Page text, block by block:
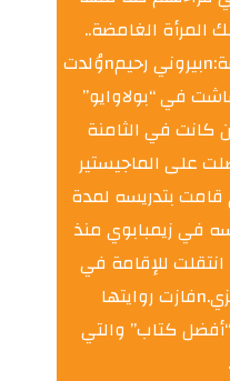
المرأة الغامضة..
لكنهم يزيدونها حيرة.nnعن المؤلفة:nبيروني رحيمnوُلدت
عام 1974، وعاشت في “بولاوايو”
كانت في الثامنة
على الماجيستير
قامت بتدريسه لمدة
في زيمبابوي منذ
عام 2008. بعدها انتقلت للإقامة في
زامبيا، ولا تزال تُدَرِّس الأدب الإنجليزي.nفازت روايتها
2010 بجائزة “أفضل كتاب” والتي